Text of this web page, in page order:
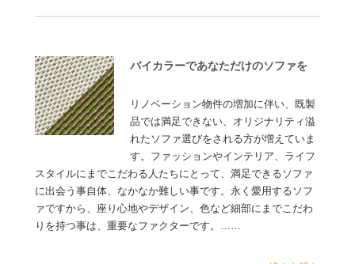
バイカラーであなただけのソファを
リノベーション物件の増加に伴い、既製
品では満足できない、オリジナリティ溢
れたソファ選びをされる方が増えていま
す。ファッションやインテリア、ライフ
スタイルにまでこだわる人たちにとって、満足できるソファ
に出会う事自体、なかなか難しい事です。永く愛用するソフ
ァですから、座り心地やデザイン、色など細部にまでこだわ
りを持つ事は、重要なファクターです。……